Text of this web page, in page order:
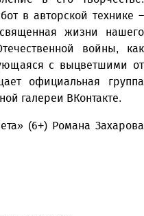
в авторской технике –
жизни нашего
войны, как
с выцветшими от
официальная группа
галереи ВКонтакте.
(6+) Романа Захарова